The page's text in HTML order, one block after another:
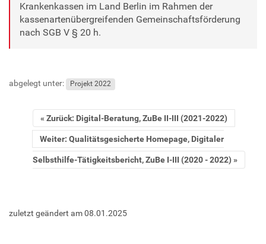
Krankenkassen im Land Berlin im Rahmen der
kassenartenübergreifenden Gemeinschaftsförderung
nach SGB V § 20 h.
abgelegt unter: Projekt 2022
Zurück: Digital-Beratung, ZuBe II-III (2021-2022)
Weiter: Qualitätsgesicherte Homepage, Digitaler
Selbsthilfe-Tätigkeitsbericht, ZuBe I-III (2020 - 2022)
zuletzt geändert am08.01.2025